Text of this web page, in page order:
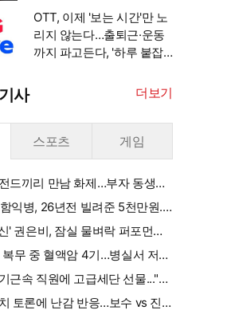
OTT, 이제 '보는 시간'만 노
리지 않는다…출퇴근·운동
까지 파고든다, '하루 붙잡
사 더보기
스포츠 게임
드끼리 만남 화제…부자 동생에
전'
익병, 26년전 빌려준 5천만원...
작" (동상이몽2)[종합]
' 권은비, 잠실 물벼락 퍼포먼스
요정 등극
무 중 혈액암 4기…병실서 저만
남은 연애)
근속 직원에 고급세단 선물..."차
도 가능" (사당귀)[전일야화]
토론에 난감 반응…보수 vs 진